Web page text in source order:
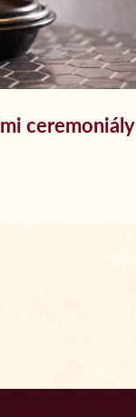
ceremoniály